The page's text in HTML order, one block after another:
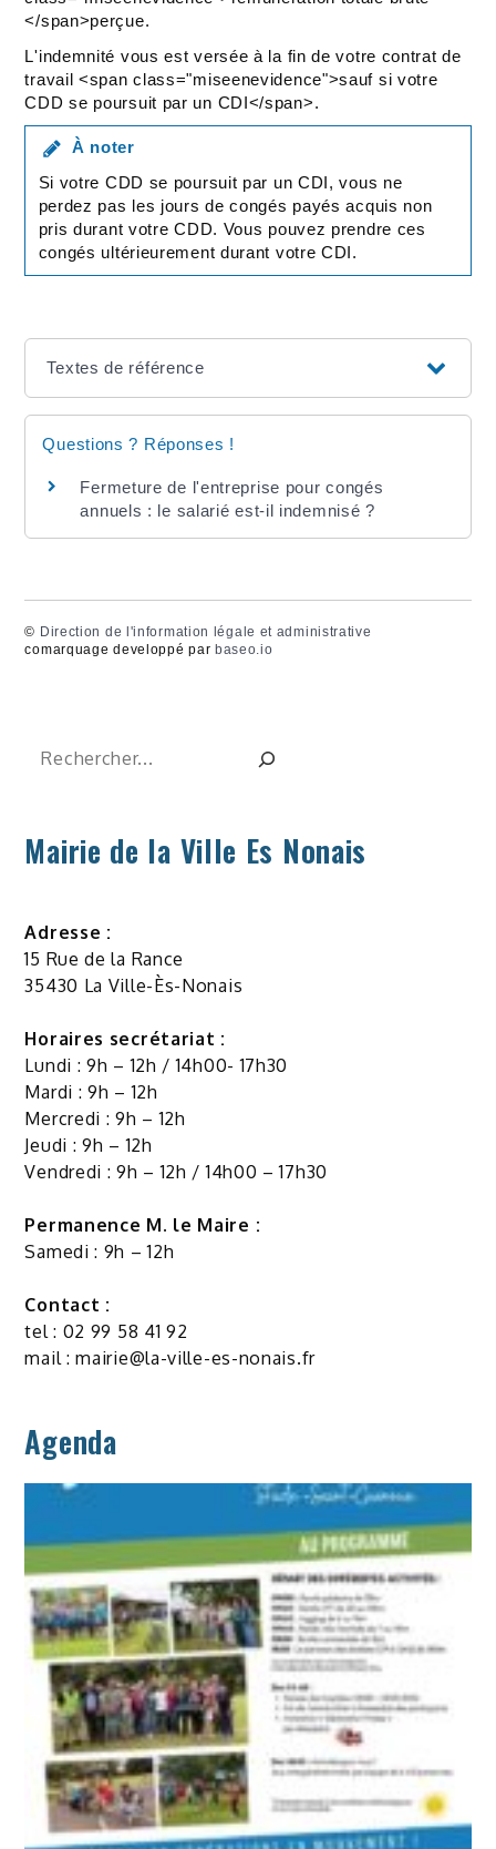
</span>perçue.
L'indemnité vous est versée à la fin de votre contrat de
travail <span class="miseenevidence">sauf si votre
CDD se poursuit par un CDI</span>.
À noter
Si votre CDD se poursuit par un CDI, vous ne
perdez pas les jours de congés payés acquis non
pris durant votre CDD. Vous pouvez prendre ces
congés ultérieurement durant votre CDI.
Textes de référence
Questions ? Réponses !
Fermeture de l'entreprise pour congés
annuels : le salarié est-il indemnisé ?
© Direction de l'information légale et administrative
comarquage developpé par baseo.io
Rechercher
Mairie de la Ville Es Nonais
Adresse :
15 Rue de la Rance
35430 La Ville-Ès-Nonais
Horaires secrétariat :
Lundi : 9h – 12h / 14h00- 17h30
Mardi : 9h – 12h
Mercredi : 9h – 12h
Jeudi : 9h – 12h
Vendredi : 9h – 12h / 14h00 – 17h30
Permanence M. le Maire :
Samedi : 9h – 12h
Contact :
tel : 02 99 58 41 92
mail :mairie@la-ville-es-nonais.fr
Agenda